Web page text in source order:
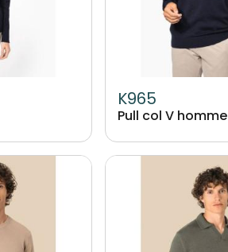
K965
Pull col V homme
Image